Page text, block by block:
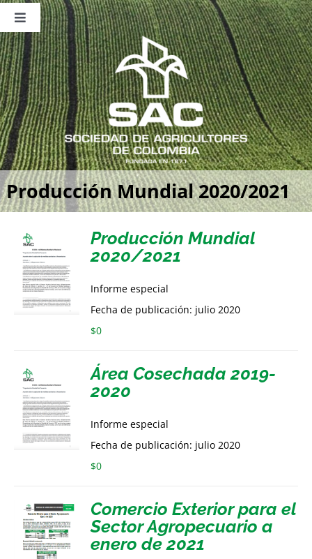
Saltar
contenido
Toggle
Navigation
Nosotros
Publicaciones
Sala de Prensa
Eventos
Producción Mundial 2020/2021
Producción Mundial
2020/2021
Informe especial
Fecha de publicación: julio 2020
$0
Área Cosechada 2019-
2020
Informe especial
Fecha de publicación: julio 2020
$0
Comercio Exterior para el
Sector Agropecuario a
enero de 2021